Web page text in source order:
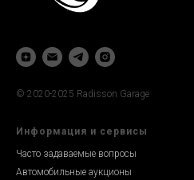
© 2020-2025 Radisson Garage
Информация и сервисы
Часто задаваемые вопросы
Автомобильные аукционы